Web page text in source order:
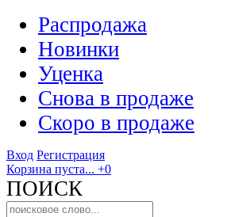
Распродажа
Новинки
Уценка
Снова в продаже
Скоро в продаже
Вход Регистрация
Корзина пуста... +0
ПОИСК